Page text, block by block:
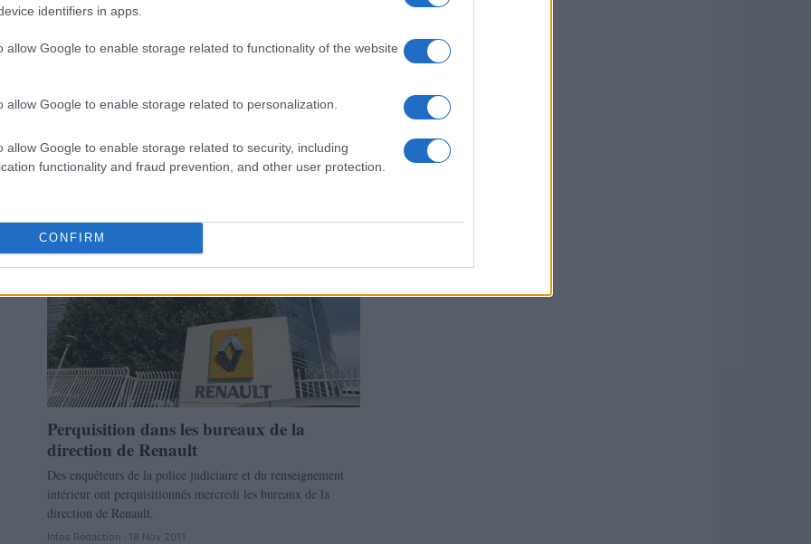
identifiers in apps.
allow Google to enable storage related to functionality of the website
allow Google to enable storage related to personalization.
allow Google to enable storage related to security, including
functionality and fraud prevention, and other user protection.
CONFIRM
Perquisition dans les bureaux de la
direction de Renault
Des enquêteurs de la police judiciaire et du renseignement
intérieur ont perquisitionnés mercredi les bureaux de la
direction de Renault.
Infos Rédaction · 18 Nov 2011